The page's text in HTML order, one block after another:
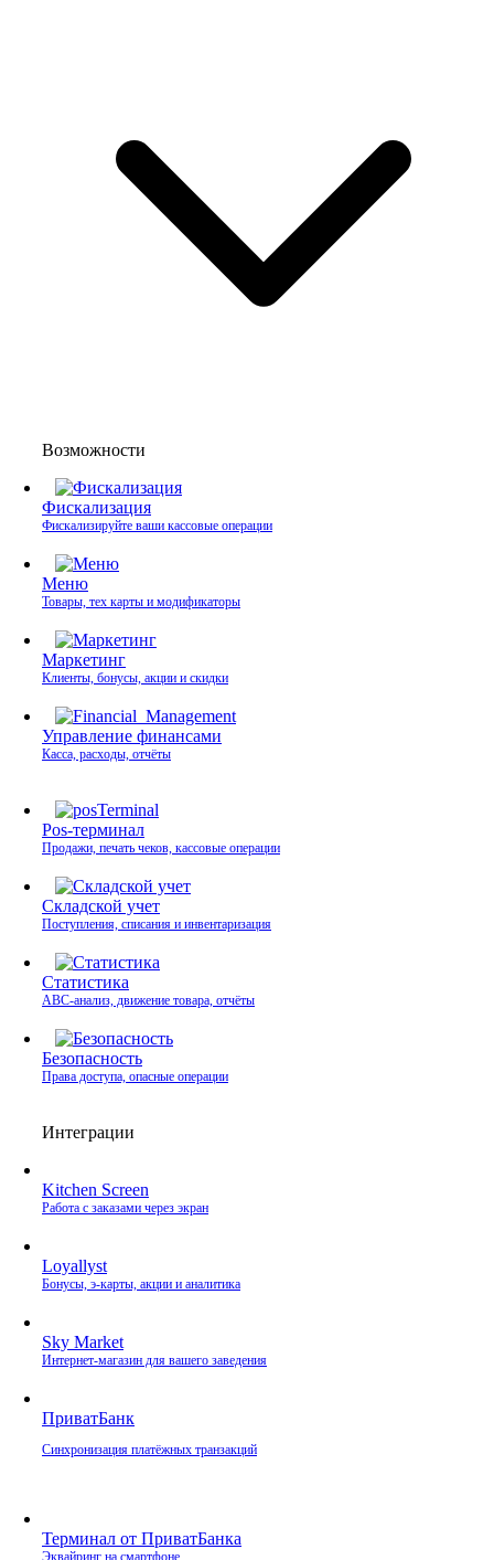
Возможности
Фискализация
Фискализируйте ваши кассовые операции
Меню
Товары, тех карты и модификаторы
Маркетинг
Клиенты, бонусы, акции и скидки
Управление финансами
Касса, расходы, отчёты
Pos-терминал
Продажи, печать чеков, кассовые операции
Складской учет
Поступления, списания и инвентаризация
Статистика
ABC-анализ, движение товара, отчёты
Безопасность
Права доступа, опасные операции
Интеграции
Kitchen Screen
Работа с заказами через экран
Loyallyst
Бонусы, э‑карты, акции и аналитика
Sky Market
Интернет‑магазин для вашего заведения
ПриватБанк
Синхронизация платёжных транзакций
Терминал от ПриватБанка
Эквайринг на смартфоне